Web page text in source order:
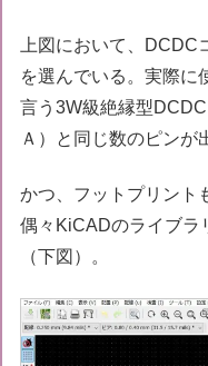
上図において、
を選んでいる。実際に
言う3W級絶縁型
Ａ）と同じ数のピンが
かつ、フットプリント
偶々KiCADのライブラ
（下図）。